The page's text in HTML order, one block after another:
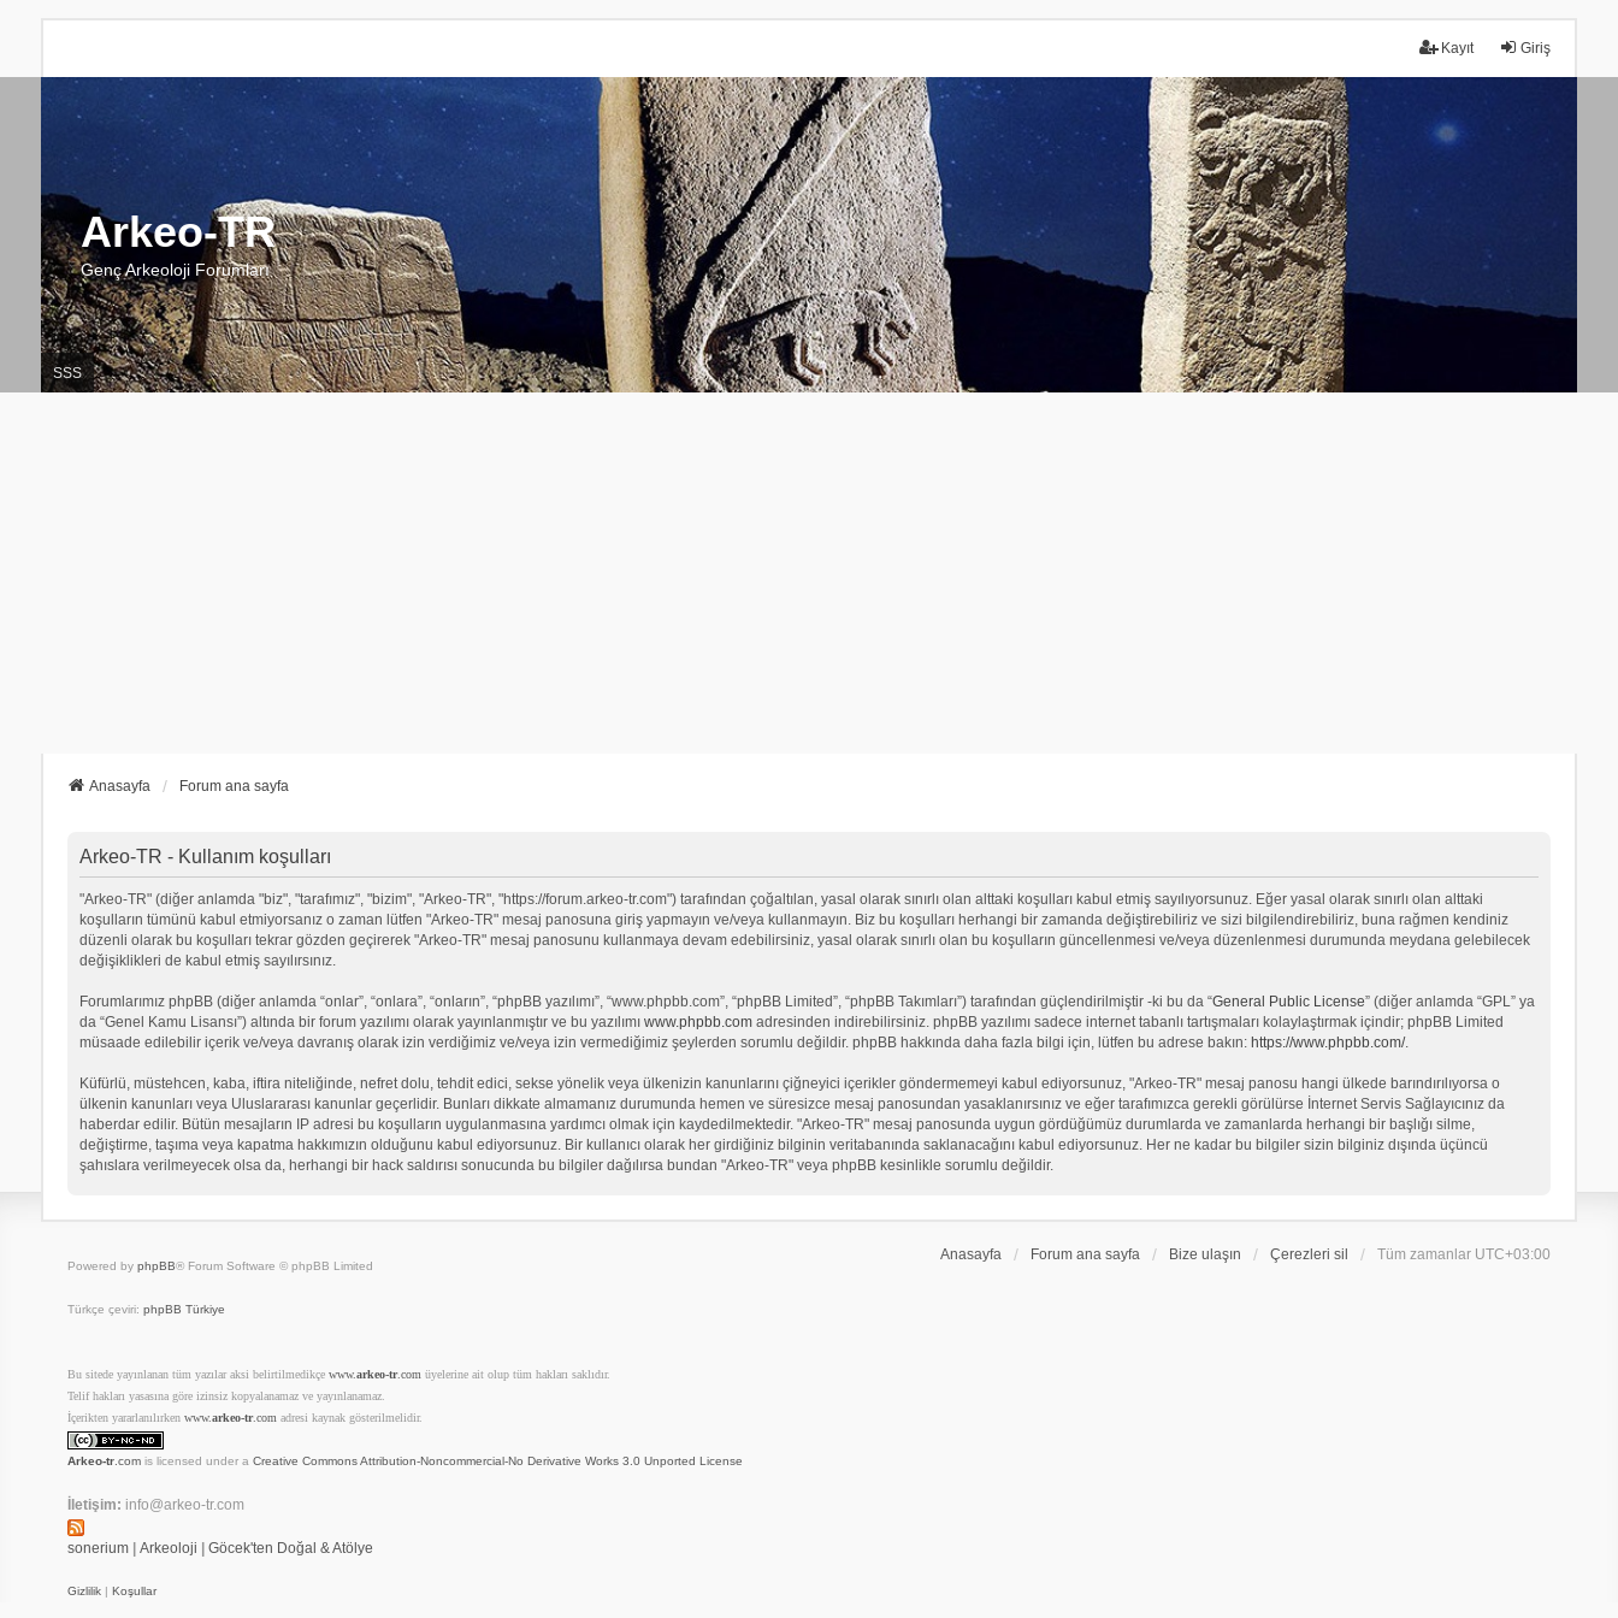
Giriş
Kayıt
Arkeo-TR
Genç Arkeoloji Forumları
SSS
Anasayfa Forum ana sayfa
Arkeo-TR - Kullanım koşulları
"Arkeo-TR" (diğer anlamda "biz", "tarafımız", "bizim", "Arkeo-TR", "https://forum.arkeo-tr.com") tarafından çoğaltılan, yasal olarak sınırlı olan alttaki koşulları kabul etmiş sayılıyorsunuz. Eğer yasal olarak sınırlı olan alttaki
koşulların tümünü kabul etmiyorsanız o zaman lütfen "Arkeo-TR" mesaj panosuna giriş yapmayın ve/veya kullanmayın. Biz bu koşulları herhangi bir zamanda değiştirebiliriz ve sizi bilgilendirebiliriz, buna rağmen kendiniz
düzenli olarak bu koşulları tekrar gözden geçirerek "Arkeo-TR" mesaj panosunu kullanmaya devam edebilirsiniz, yasal olarak sınırlı olan bu koşulların güncellenmesi ve/veya düzenlenmesi durumunda meydana gelebilecek
değişiklikleri de kabul etmiş sayılırsınız.
Forumlarımız phpBB (diğer anlamda “onlar”, “onlara”, “onların”, “phpBB yazılımı”, “www.phpbb.com”, “phpBB Limited”, “phpBB Takımları”) tarafından güçlendirilmiştir -ki bu da “General Public License” (diğer anlamda “GPL” ya
da “Genel Kamu Lisansı”) altında bir forum yazılımı olarak yayınlanmıştır ve bu yazılımı www.phpbb.comadresinden indirebilirsiniz. phpBB yazılımı sadece internet tabanlı tartışmaları kolaylaştırmak içindir; phpBB Limited
müsaade edilebilir içerik ve/veya davranış olarak izin verdiğimiz ve/veya izin vermediğimiz şeylerden sorumlu değildir. phpBB hakkında daha fazla bilgi için, lütfen bu adrese bakın: https://www.phpbb.com/.
Küfürlü, müstehcen, kaba, iftira niteliğinde, nefret dolu, tehdit edici, sekse yönelik veya ülkenizin kanunlarını çiğneyici içerikler göndermemeyi kabul ediyorsunuz, "Arkeo-TR" mesaj panosu hangi ülkede barındırılıyorsa o
ülkenin kanunları veya Uluslararası kanunlar geçerlidir. Bunları dikkate almamanız durumunda hemen ve süresizce mesaj panosundan yasaklanırsınız ve eğer tarafımızca gerekli görülürse İnternet Servis Sağlayıcınız da
haberdar edilir. Bütün mesajların IP adresi bu koşulların uygulanmasına yardımcı olmak için kaydedilmektedir. "Arkeo-TR" mesaj panosunda uygun gördüğümüz durumlarda ve zamanlarda herhangi bir başlığı silme,
değiştirme, taşıma veya kapatma hakkımızın olduğunu kabul ediyorsunuz. Bir kullanıcı olarak her girdiğiniz bilginin veritabanında saklanacağını kabul ediyorsunuz. Her ne kadar bu bilgiler sizin bilginiz dışında üçüncü
şahıslara verilmeyecek olsa da, herhangi bir hack saldırısı sonucunda bu bilgiler dağılırsa bundan "Arkeo-TR" veya phpBB kesinlikle sorumlu değildir.
Anasayfa Forum ana sayfa Bize ulaşın Çerezleri sil Tüm zamanlar UTC+03:00
Powered by phpBB® Forum Software © phpBB Limited
Türkçe çeviri: phpBB Türkiye
Bu sitede yayınlanan tüm yazılar aksi belirtilmedikçe www.arkeo-tr.com üyelerine ait olup tüm hakları saklıdır.
Telif hakları yasasına göre izinsiz kopyalanamaz ve yayınlanamaz.
İçerikten yararlanılırken www.arkeo-tr.com adresi kaynak gösterilmelidir.
Arkeo-tr.comis licensed under a Creative Commons Attribution-Noncommercial-No Derivative Works 3.0 Unported License
İletişim: info@arkeo-tr.com
sonerium Arkeoloji Göcek'ten Doğal & Atölye
Gizlilik| Koşullar